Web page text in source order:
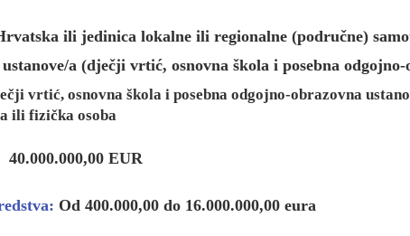
ili jedinica lokalne ili regionalne (područne)
a (dječji vrtić, osnovna škola i posebna
vrtić, osnovna škola i posebna odgojno-obrazovna
ili fizička osoba
40.000.000,00 EUR
Od 400.000,00 do 16.000.000,00 eura